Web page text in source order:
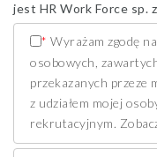
jest HR Work Force sp.
* Wyrażam zgodę
osobowych,
przekazanych przeze
z udziałem mojej
rekrutacyjnym.